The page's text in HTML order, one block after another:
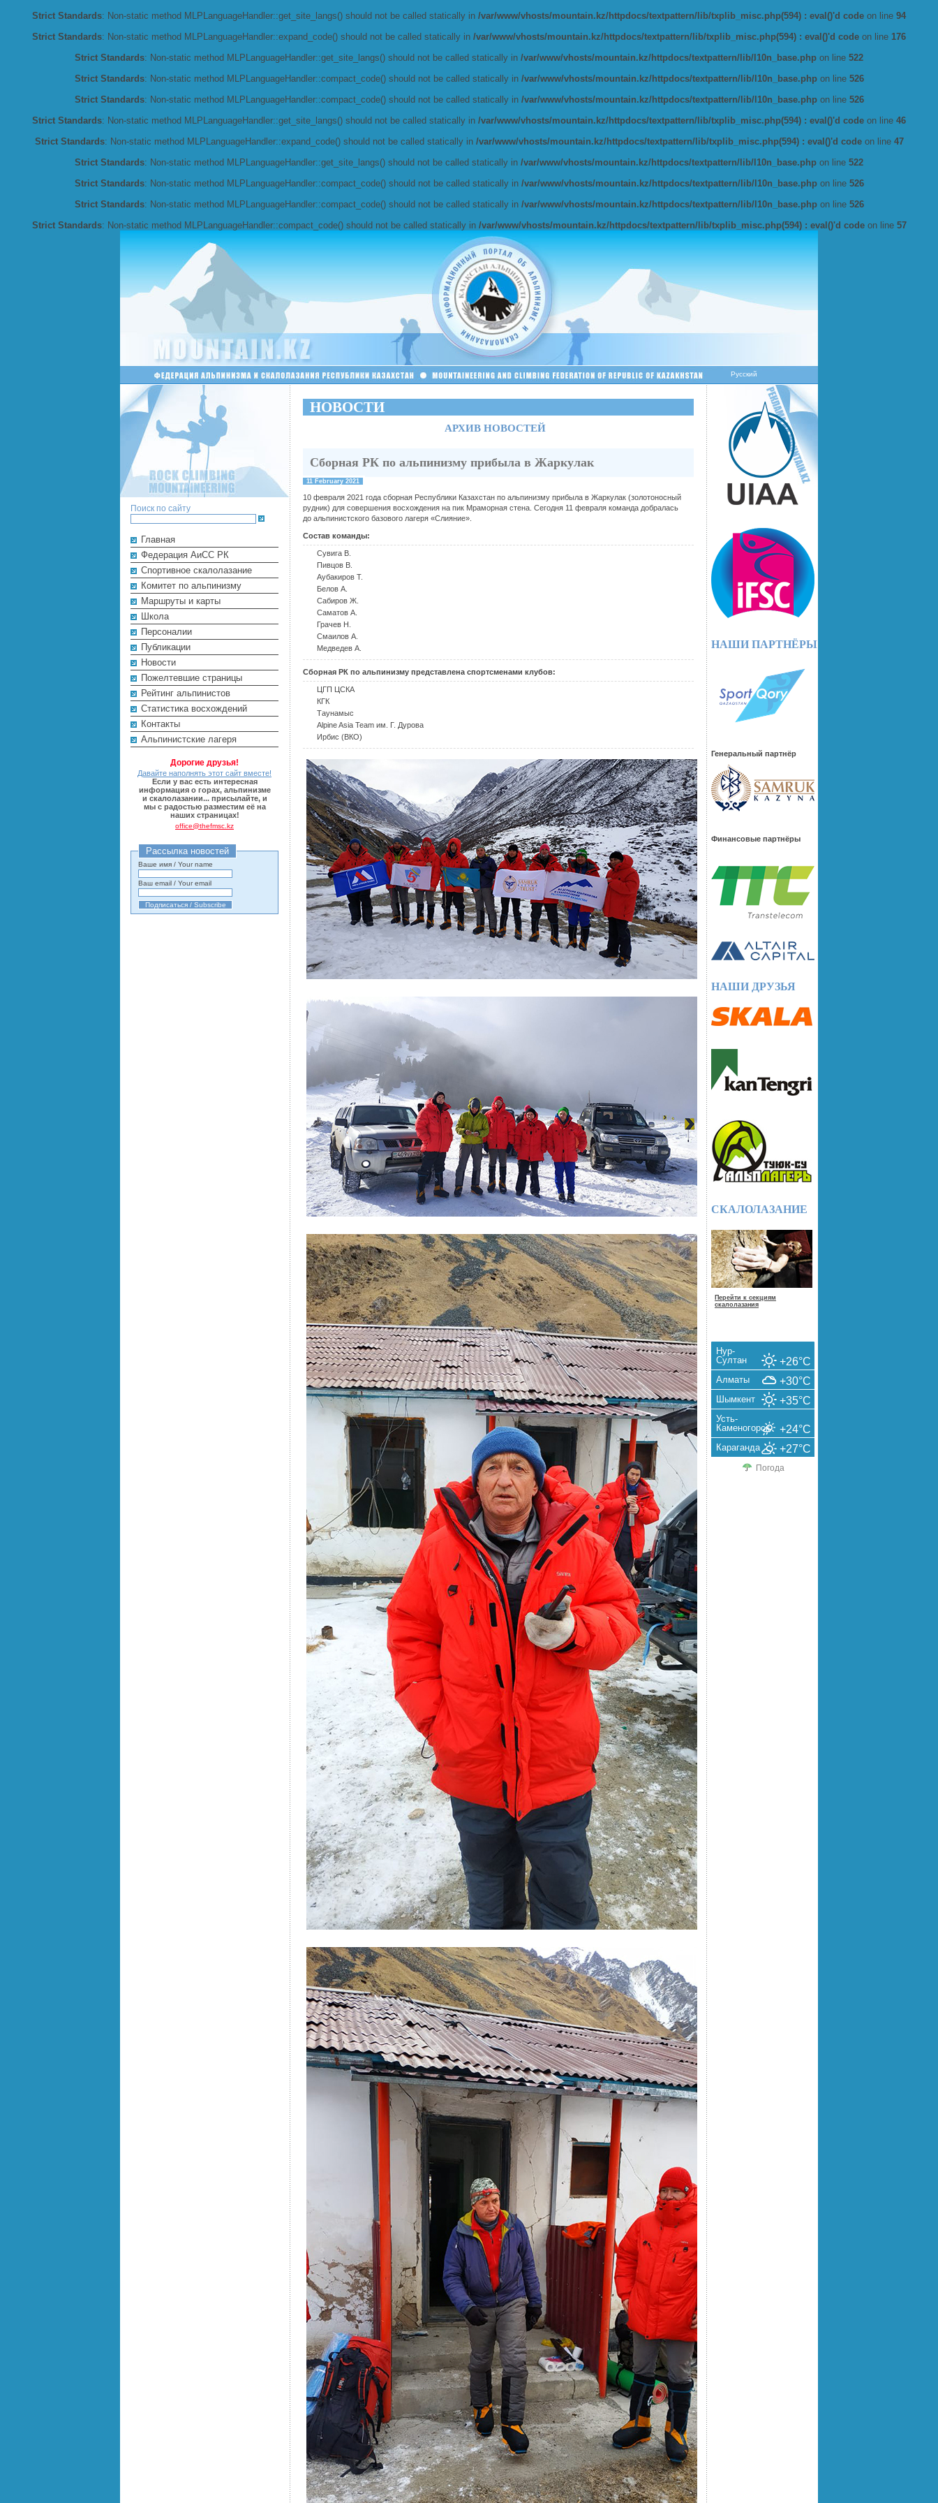
Strict Standards: Non-static method MLPLanguageHandler::get_site_langs() should not be called statically in /var/www/vhosts/mountain.kz/httpdocs/textpattern/lib/txplib_misc.php(594) : eval()'d code on line 94
Strict Standards: Non-static method MLPLanguageHandler::expand_code() should not be called statically in /var/www/vhosts/mountain.kz/httpdocs/textpattern/lib/txplib_misc.php(594) : eval()'d code on line 176
Strict Standards: Non-static method MLPLanguageHandler::get_site_langs() should not be called statically in /var/www/vhosts/mountain.kz/httpdocs/textpattern/lib/l10n_base.php on line 522
Strict Standards: Non-static method MLPLanguageHandler::compact_code() should not be called statically in /var/www/vhosts/mountain.kz/httpdocs/textpattern/lib/l10n_base.phpon line 526
Strict Standards: Non-static method MLPLanguageHandler::compact_code() should not be called statically in /var/www/vhosts/mountain.kz/httpdocs/textpattern/lib/l10n_base.phpon line 526
Strict Standards: Non-static method MLPLanguageHandler::get_site_langs() should not be called statically in /var/www/vhosts/mountain.kz/httpdocs/textpattern/lib/txplib_misc.php(594) : eval()'d code on line 46
Strict Standards: Non-static method MLPLanguageHandler::expand_code() should not be called statically in /var/www/vhosts/mountain.kz/httpdocs/textpattern/lib/txplib_misc.php(594) : eval()'d codeon line 47
Strict Standards: Non-static method MLPLanguageHandler::get_site_langs() should not be called statically in /var/www/vhosts/mountain.kz/httpdocs/textpattern/lib/l10n_base.php on line 522
Strict Standards: Non-static method MLPLanguageHandler::compact_code() should not be called statically in /var/www/vhosts/mountain.kz/httpdocs/textpattern/lib/l10n_base.phpon line 526
Strict Standards: Non-static method MLPLanguageHandler::compact_code() should not be called statically in /var/www/vhosts/mountain.kz/httpdocs/textpattern/lib/l10n_base.phpon line 526
Strict Standards: Non-static method MLPLanguageHandler::compact_code() should not be called statically in /var/www/vhosts/mountain.kz/httpdocs/textpattern/lib/txplib_misc.php(594) : eval()'d codeon line 57
Русский
Поиск по сайту
Главная
Федерация АиСС РК
Cпортивное скалолазание
Комитет по альпинизму
Маршруты и карты
Школа
Персоналии
Публикации
Новости
Пожелтевшие страницы
Рейтинг альпинистов
Cтатистика восхождений
Контакты
Альпинистские лагеря
Дорогие друзья!
Давайте наполнять этот сайт вместе!
Если у вас есть интересная
информация о горах, альпинизме
и скалолазании... присылайте, и
мы с радостью разместим её на
наших страницах!
office@thefmsc.kz
Рассылка новостей
Ваше имя / Your name
Ваш email / Your email
НОВОСТИ
АРХИВ НОВОСТЕЙ
Сборная РК по альпинизму прибыла в Жаркулак
11 February 2021
10 февраля 2021 года сборная Республики Казахстан по альпинизму прибыла в Жаркулак (золотоносный
рудник) для совершения восхождения на пик Мраморная стена. Сегодня 11 февраля команда добралась
до альпинистского базового лагеря «Слияние».
Состав команды:
Сувига В.
Пивцов В.
Аубакиров Т.
Белов А.
Сабиров Ж.
Саматов А.
Грачев Н.
Смаилов А.
Медведев А.
Сборная РК по альпинизму представлена спортсменами клубов:
ЦГП ЦСКА
КГК
Таунамыс
Alpine Asia Team им. Г. Дурова
Ирбис (ВКО)
НАШИ ПАРТНЁРЫ
Генеральный партнёр
Финансовые партнёры
НАШИ ДРУЗЬЯ
СКАЛОЛАЗАНИЕ
Перейти к секциям
скалолазания
Нур-
Султан
+26°C
Алматы +30°C
Шымкент +35°C
Усть-
Каменогорск
+24°C
Караганда +27°C
Погода